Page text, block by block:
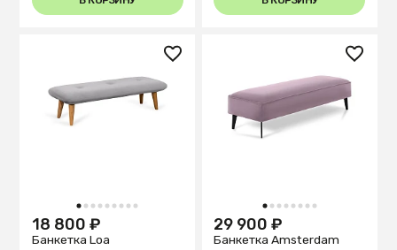
1 2 3 4 5 6 7 8 9
18 800 ₽
Банкетка Loa
1 2 3 4 5 6 7 8
29 900 ₽
Банкетка Amsterdam